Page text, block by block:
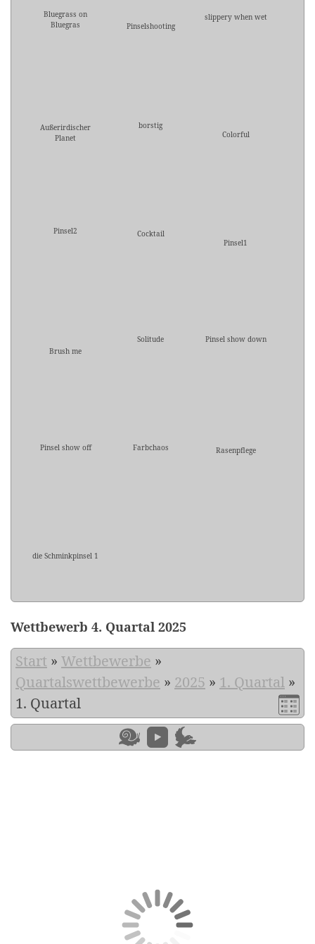
Bluegrass on
Bluegras
Pinselshooting
slippery when wet
Außerirdischer
Planet
borstig
Colorful
Pinsel2
Cocktail
Pinsel1
Brush me
Solitude Pinsel show down
Pinsel show off Farbchaos Rasenpflege
die Schminkpinsel 1
Wettbewerb 4. Quartal 2025
Start » Wettbewerbe »
Quartalswettbewerbe » 2025 » 1. Quartal »
1. Quartal